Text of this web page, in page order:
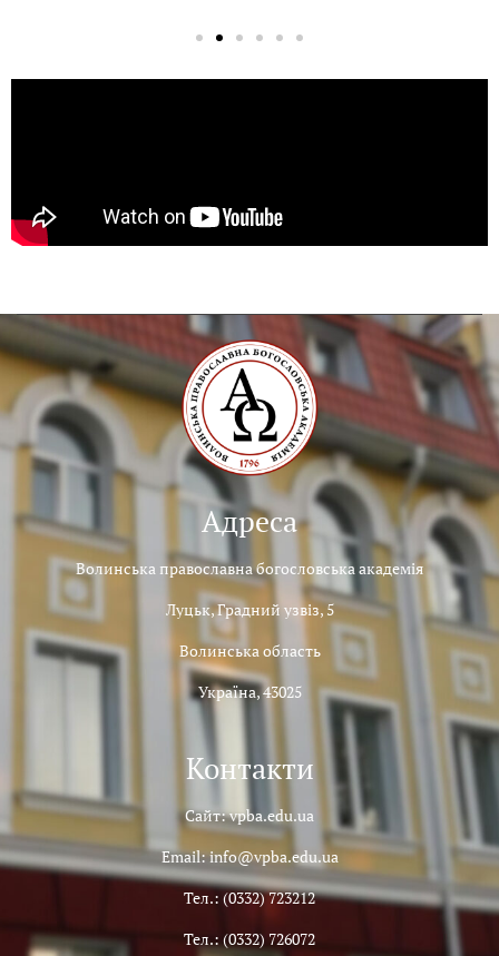
Адреса
Волинська православна богословська академія
Луцьк, Градний узвіз, 5
Волинська область
Україна, 43025
Контакти
Сайт: vpba.edu.ua
Email: info@vpba.edu.ua
Тел.: (0332) 723212
Тел.: (0332) 726072